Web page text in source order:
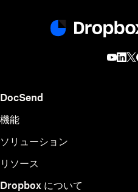
DocSend
機能
ソリューション
リソース
Dropbox について